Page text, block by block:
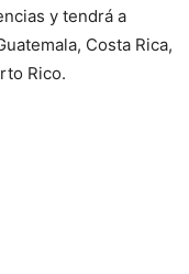
y tendrá a
Costa Rica,
Rico.